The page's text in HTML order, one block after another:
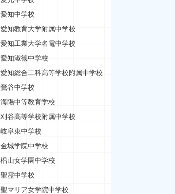
愛知中学校
愛知教育大学附属中学校
愛知工業大学名電中学校
愛知淑徳中学校
愛知総合工科高等学校附属中学校
鶯谷中学校
海陽中等教育学校
刈谷高等学校附属中学校
岐阜東中学校
金城学院中学校
椙山女学園中学校
聖霊中学校
聖マリア女学院中学校